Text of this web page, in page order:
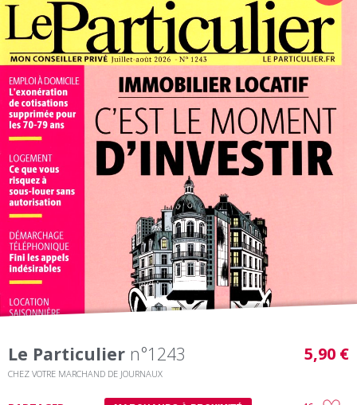
Le Particulier n°1243
CHEZ VOTRE MARCHAND DE JOURNAUX
5,90 €